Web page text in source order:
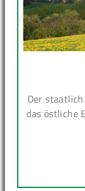
Der
das östliche